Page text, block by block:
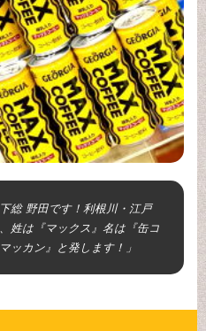
総 野田です！利根川・江戸
姓は『マックス』名は『缶コ
ッカン』と発します！」